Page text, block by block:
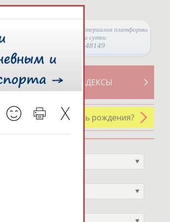
Просмотры материалов платформы
за сутки:
48149
СВОДНЫЕ ИНДЕКСЫ
У кого сегодня день рождения?